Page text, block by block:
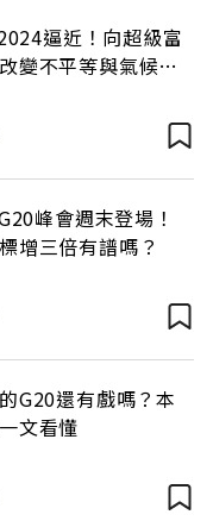
逼近！向超級富
變不平等與氣候變
峰會週末登場！
增三倍有譜嗎？
G20還有戲嗎？本
文看懂